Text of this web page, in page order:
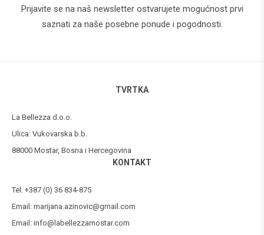
Prijavite se na naš newsletter ostvarujete mogućnost prvi
saznati za naše posebne ponude i pogodnosti.
TVRTKA
La Bellezza d.o.o.
Ulica: Vukovarska b.b.
88000 Mostar, Bosna i Hercegovina
KONTAKT
Tel. +387 (0) 36 834-875
Email: marijana.azinovic@gmail.com
Email: info@labellezzamostar.com